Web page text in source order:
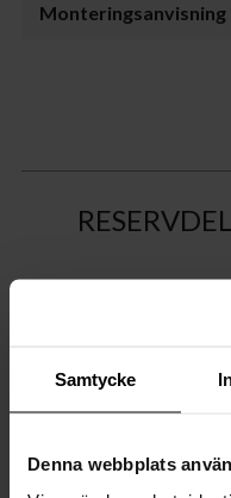
Samtycke
Denna webbplats
Monteringsanvisning